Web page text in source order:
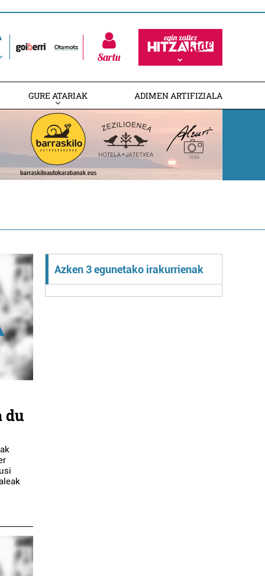
Sartu
GURE ATARIAK ADIMEN ARTIFIZIALA
du
Azken 3 egunetako irakurrienak